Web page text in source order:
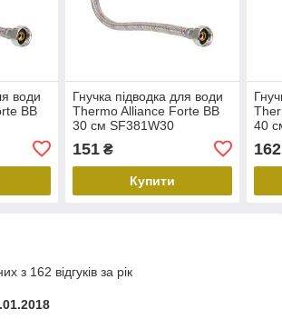
води
ВВ
Гнучка підводка для води
Thermo Alliance Forte ВВ
30 см SF381W30
151₴
Купити
40
162
з 162 відгуків за рік